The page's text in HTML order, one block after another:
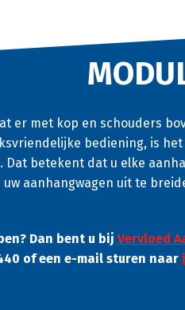
er met kop en schouders
bediening, is
betekent dat u elke
aanhangwagen uit te
Dan bent u bij Vervloed
of een e-mail sturen naar